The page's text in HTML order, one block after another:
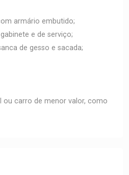
armário embutido;
e de serviço;
de gesso e sacada;
ou carro de menor valor, como